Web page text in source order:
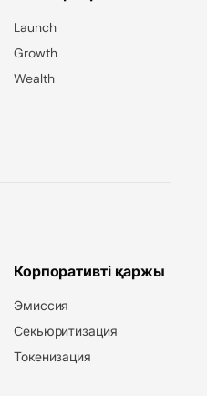
Launch
Growth
Wealth
Корпоративті қаржы
Эмиссия
Секьюритизация
Токенизация